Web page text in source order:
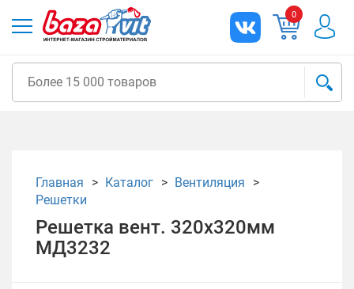
0
Главная Каталог
Вентиляция
Решетки
Решетка вент. 320х320мм
МД3232